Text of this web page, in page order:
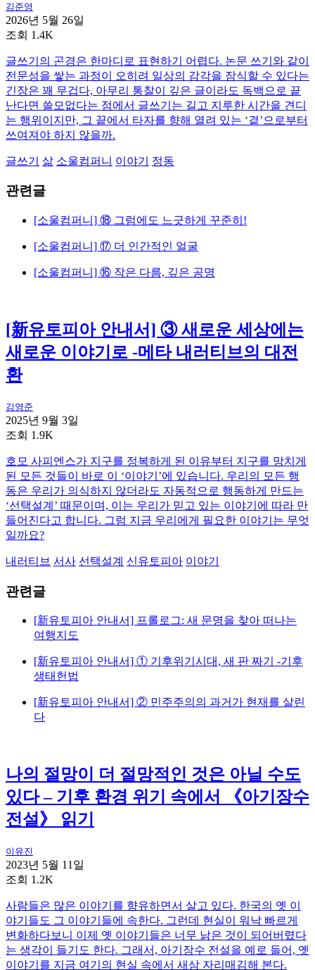
김준영
2026년 5월 26일
조회 1.4K
글쓰기의 곤경은 한마디로 표현하기 어렵다. 논문 쓰기와 같이
전문성을 쌓는 과정이 오히려 일상의 감각을 잠식할 수 있다는
긴장은 꽤 무겁다, 아무리 통찰이 깊은 글이라도 독백으로 끝
난다면 쓸모없다는 점에서 글쓰기는 길고 지루한 시간을 견디
는 행위이지만, 그 끝에서 타자를 향해 열려 있는 ‘곁’으로부터
쓰여져야 하지 않을까.
글쓰기 삶 소울컴퍼니 이야기 정동
관련글
[소울컴퍼니] ⑱ 그럼에도 느긋하게 꾸준히!
[소울컴퍼니] ⑰ 더 인간적인 얼굴
[소울컴퍼니] ⑯ 작은 다름, 깊은 공명
[新유토피아 안내서] ③ 새로운 세상에는
새로운 이야기로 -메타 내러티브의 대전
환
김영준
2025년 9월 3일
조회 1.9K
호모 사피엔스가 지구를 정복하게 된 이유부터 지구를 망치게
된 모든 것들이 바로 이 ‘이야기’에 있습니다. 우리의 모든 행
동은 우리가 의식하지 않더라도 자동적으로 행동하게 만드는
‘선택설계’ 때문이며, 이는 우리가 믿고 있는 이야기에 따라 만
들어진다고 합니다. 그럼 지금 우리에게 필요한 이야기는 무엇
일까요?
내러티브 서사 선택설계 신유토피아 이야기
관련글
[新유토피아 안내서] 프롤로그: 새 문명을 찾아 떠나는
여행지도
[新유토피아 안내서] ① 기후위기시대, 새 판 짜기 -기후
생태헌법
[新유토피아 안내서] ② 민주주의의 과거가 현재를 살린
다
나의 절망이 더 절망적인 것은 아닐 수도
있다 – 기후 환경 위기 속에서 《아기장수
전설》 읽기
이유진
2023년 5월 11일
조회 1.2K
사람들은 많은 이야기를 향유하면서 살고 있다. 한국의 옛 이
야기들도 그 이야기들에 속한다. 그런데 현실이 워낙 빠르게
변화하다보니 이제 옛 이야기들은 너무 낡은 것이 되어버렸다
는 생각이 들기도 한다. 그래서, 아기장수 전설을 예로 들어, 옛
이야기를 지금 여기의 현실 속에서 새삼 자리매김해 본다.